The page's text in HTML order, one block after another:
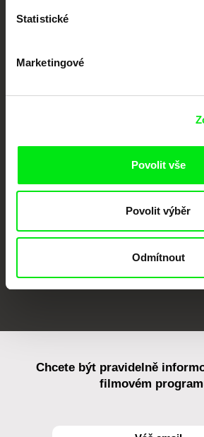
Statistické
Marketingové
Povolit vše
Povolit výběr
Odmítnout
CPH:DOX Doclisboa
Millennium
FIDMarseille MFDF Ji.hlava
Chcete být pravidelně
filmovém